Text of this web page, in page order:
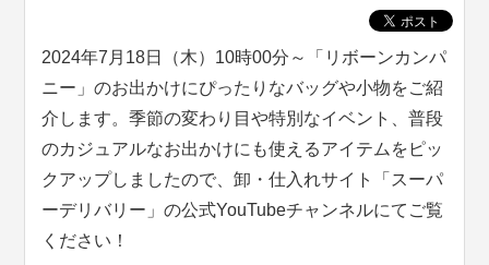
2024年7月18日（木）10時00分～「リボーンカンパ
ニー」のお出かけにぴったりなバッグや小物をご紹
介します。季節の変わり目や特別なイベント、普段
のカジュアルなお出かけにも使えるアイテムをピッ
クアップしましたので、卸・仕入れサイト「スーパ
ーデリバリー」の公式YouTubeチャンネルにてご覧
ください！